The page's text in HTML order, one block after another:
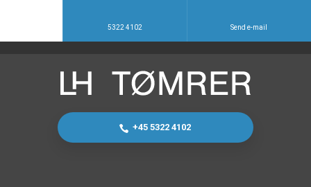
5322 4102 Send e-mail
+45 5322 4102